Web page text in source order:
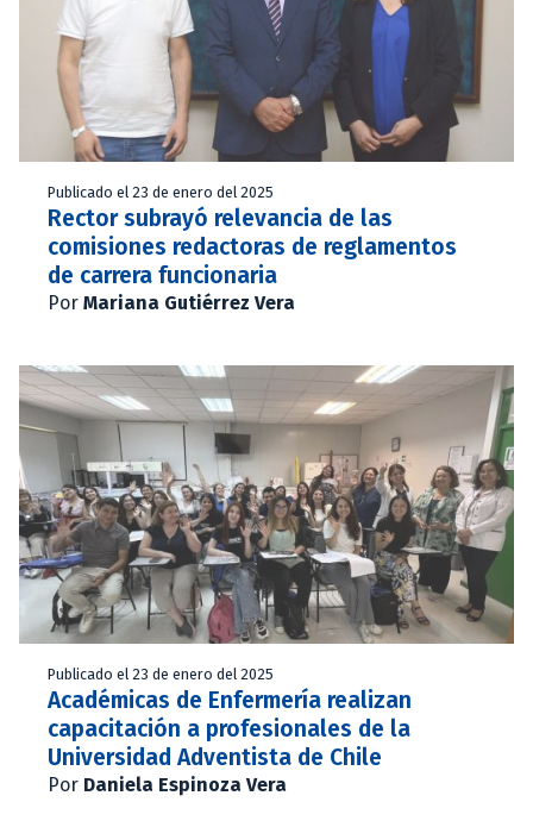
Publicado el 23 de enero del 2025
Rector subrayó relevancia de las
comisiones redactoras de reglamentos
de carrera funcionaria
Por Mariana Gutiérrez Vera
Publicado el 23 de enero del 2025
Académicas de Enfermería realizan
capacitación a profesionales de la
Universidad Adventista de Chile
Por Daniela Espinoza Vera